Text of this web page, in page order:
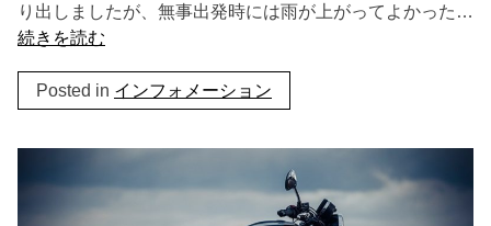
り出しましたが、無事出発時には雨が上がってよかった…
続きを読む
Posted in インフォメーション